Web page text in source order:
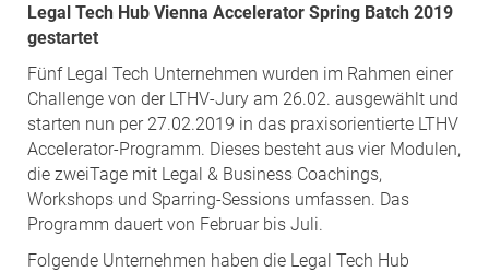
Legal Tech Hub Vienna Accelerator Spring Batch 2019
gestartet
Fünf Legal Tech Unternehmen wurden im Rahmen einer
Challenge von der LTHV-Jury am 26.02. ausgewählt und
starten nun per 27.02.2019 in das praxisorientierte LTHV
Accelerator-Programm. Dieses besteht aus vier Modulen,
die zweiTage mit Legal & Business Coachings,
Workshops und Sparring-Sessions umfassen. Das
Programm dauert von Februar bis Juli.
Folgende Unternehmen haben die Legal Tech Hub